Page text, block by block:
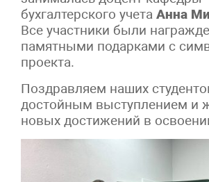
бухгалтерского учета Анна
Все участники были
памятными подарками с
проекта.
Поздравляем наших
достойным выступлением и
новых достижений в